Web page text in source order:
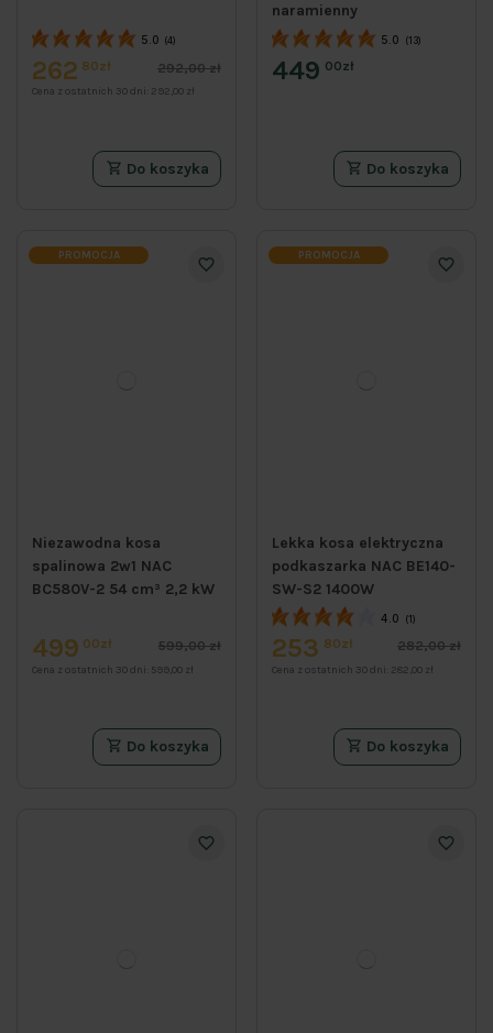
5.0 (4)
262 80zł 292,00 zł
Cena z ostatnich 30 dni: 292,00 zł
Do koszyka
naramienny
5.0 (13)
449 00zł
Do koszyka
PROMOCJA
Niezawodna kosa
spalinowa 2w1 NAC
BC580V-2 54 cm³ 2,2 kW
499 00zł 599,00 zł
Cena z ostatnich 30 dni: 599,00 zł
Do koszyka
PROMOCJA
Lekka kosa elektryczna
podkaszarka NAC BE140-
SW-S2 1400W
4.0 (1)
253 80zł 282,00 zł
Cena z ostatnich 30 dni: 282,00 zł
Do koszyka